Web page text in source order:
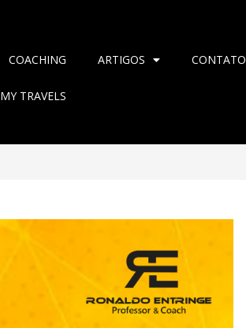
COACHING ARTIGOS CONTATO
MY TRAVELS